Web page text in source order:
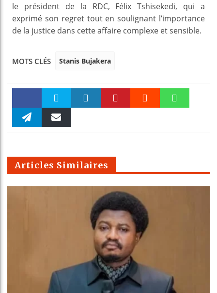
le président de la RDC, Félix Tshisekedi, qui a
exprimé son regret tout en soulignant l’importance
de la justice dans cette affaire complexe et sensible.
MOTS CLÉS Stanis Bujakera
Faceboo Twitter
m
Articles Similaires